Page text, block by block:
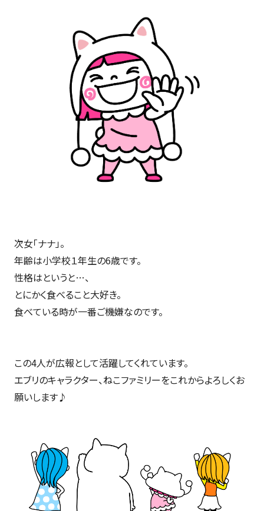
次女「ナナ」。
年齢は小学校１年生の6歳です。
性格はというと…、
とにかく食べること大好き。
食べている時が一番ご機嫌なのです。
この4人が広報として活躍してくれています。
エブリのキャラクター、ねこファミリーをこれからよろしくお
願いします♪